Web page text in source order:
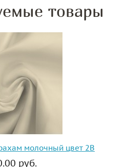
товары
молочный цвет 2B
руб.